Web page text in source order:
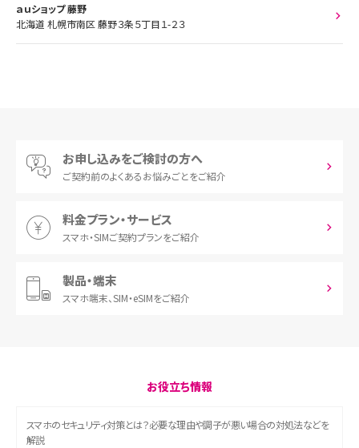
ａｕショップ 藤野
北海道 札幌市南区 藤野３条５丁目１-２３
お申し込みをご検討の方へ
ご契約前のよくあるお悩みごとをご紹介
料金プラン・サービス
スマホ・SIMご契約プランをご紹介
製品・端末
スマホ端末、SIM・eSIMをご紹介
お役立ち情報
スマホのセキュリティ対策とは？必要な理由や調子が悪い場合の対処法などを
解説